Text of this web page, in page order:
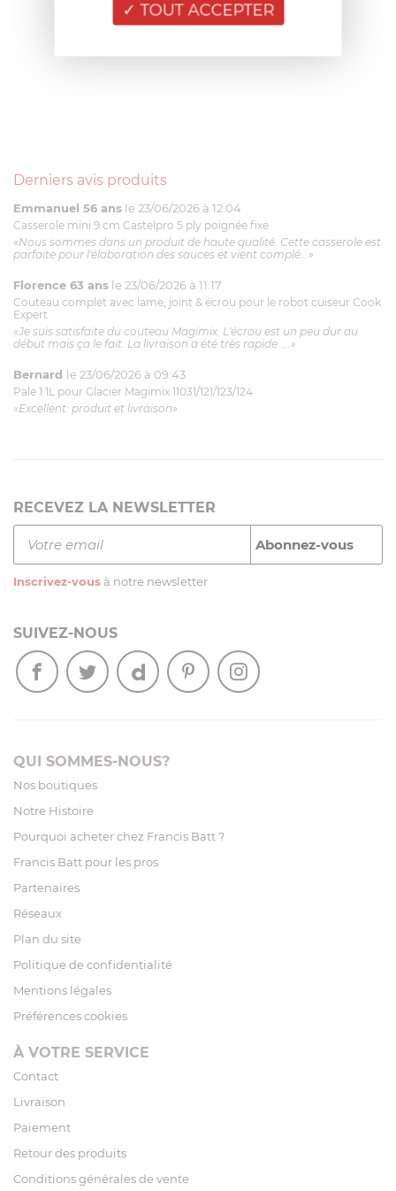
Derniers avis produits
Emmanuel 56 ans le 23/06/2026 à 12:04
Casserole mini 9 cm Castelpro 5 ply poignée fixe
«Nous sommes dans un produit de haute qualité. Cette casserole est
parfaite pour l'élaboration des sauces et vient complé...»
Florence 63 ans le 23/06/2026 à 11:17
Couteau complet avec lame, joint & écrou pour le robot cuiseur Cook
Expert
«Je suis satisfaite du couteau Magimix. L'écrou est un peu dur au
début mais ça le fait. La livraison a été très rapide. ...»
Bernard le 23/06/2026 à 09:43
Pale 1.1L pour Glacier Magimix 11031/121/123/124
«Excellent: produit et livraison»
RECEVEZ LA NEWSLETTER
Inscrivez-vous à notre newsletter
SUIVEZ-NOUS
QUI SOMMES-NOUS?
Nos boutiques
Notre Histoire
Pourquoi acheter chez Francis Batt ?
Francis Batt pour les pros
Partenaires
Réseaux
Plan du site
Politique de confidentialité
Mentions légales
Préférences cookies
À VOTRE SERVICE
Contact
Livraison
Paiement
Retour des produits
Conditions générales de vente
TOUT ACCEPTER